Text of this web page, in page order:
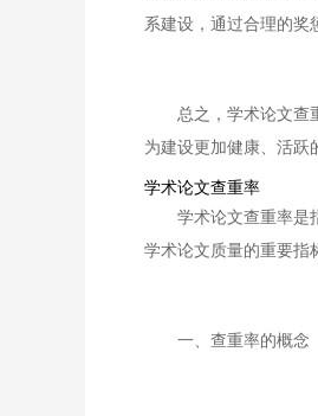
系建设，通过合理的奖
总之，学术论文查
为建设更加健康、活跃
学术论文查重率
学术论文查重率是
学术论文质量的重要指
一、查重率的概念